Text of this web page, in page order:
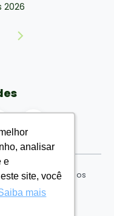
analisar
e
site, você
mais
analisar
e
site, você
mais
2026
© 2026. Todos os
0001-71